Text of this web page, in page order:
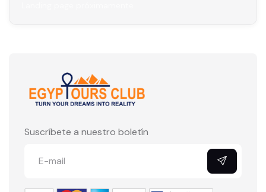
Suscríbete a nuestro boletín